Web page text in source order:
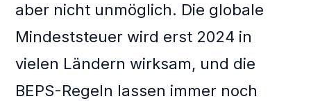
aber nicht unmöglich. Die globale
Mindeststeuer wird erst 2024 in
vielen Ländern wirksam, und die
BEPS-Regeln lassen immer noch